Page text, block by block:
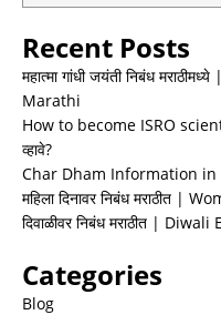
Recent Posts
महात्मा गांधी जयंती निबंध
Marathi
How to become ISRO
व्हावे?
Char Dham Information in
महिला दिनावर निबंध मराठीत |
दिवाळीवर निबंध मराठीत |
Categories
Blog